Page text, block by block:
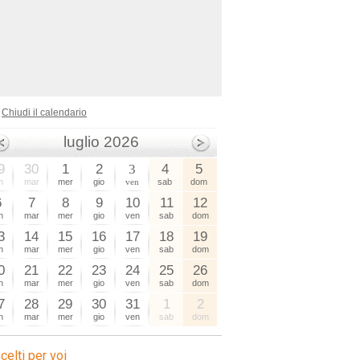
Chiudi il calendario
luglio 2026
30
mar
1
mer
2
gio
3
ven
4
sab
5
dom
7
mar
8
mer
9
gio
10
ven
11
sab
12
dom
14
mar
15
mer
16
gio
17
ven
18
sab
19
dom
21
mar
22
mer
23
gio
24
ven
25
sab
26
dom
28
mar
29
mer
30
gio
31
ven
1
sab
2
dom
per voi